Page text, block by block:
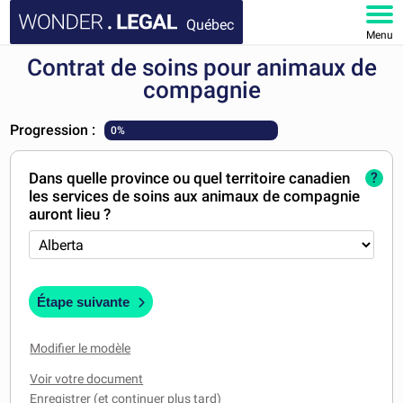
Québec
Menu
ACCUEIL
MON COMPTE
Contrat de soins pour animaux de
compagnie
Progression : 0%
Dans quelle province ou quel territoire canadien
les services de soins aux animaux de compagnie
auront lieu ?
?
Étape suivante
Modifier le modèle
Voir votre document